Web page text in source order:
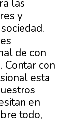
las
y
de con
Contar con
esta
en
todo,